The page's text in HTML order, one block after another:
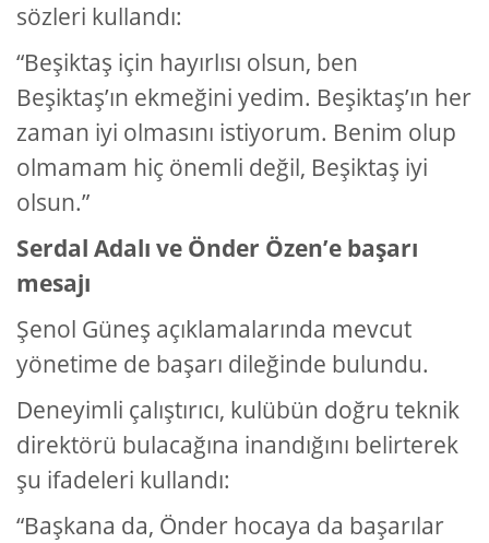
sözleri kullandı:
“Beşiktaş için hayırlısı olsun, ben
Beşiktaş’ın ekmeğini yedim. Beşiktaş’ın her
zaman iyi olmasını istiyorum. Benim olup
olmamam hiç önemli değil, Beşiktaş iyi
olsun.”
Serdal Adalı ve Önder Özen’e başarı
mesajı
Şenol Güneş açıklamalarında mevcut
yönetime de başarı dileğinde bulundu.
Deneyimli çalıştırıcı, kulübün doğru teknik
direktörü bulacağına inandığını belirterek
şu ifadeleri kullandı:
“Başkana da, Önder hocaya da başarılar